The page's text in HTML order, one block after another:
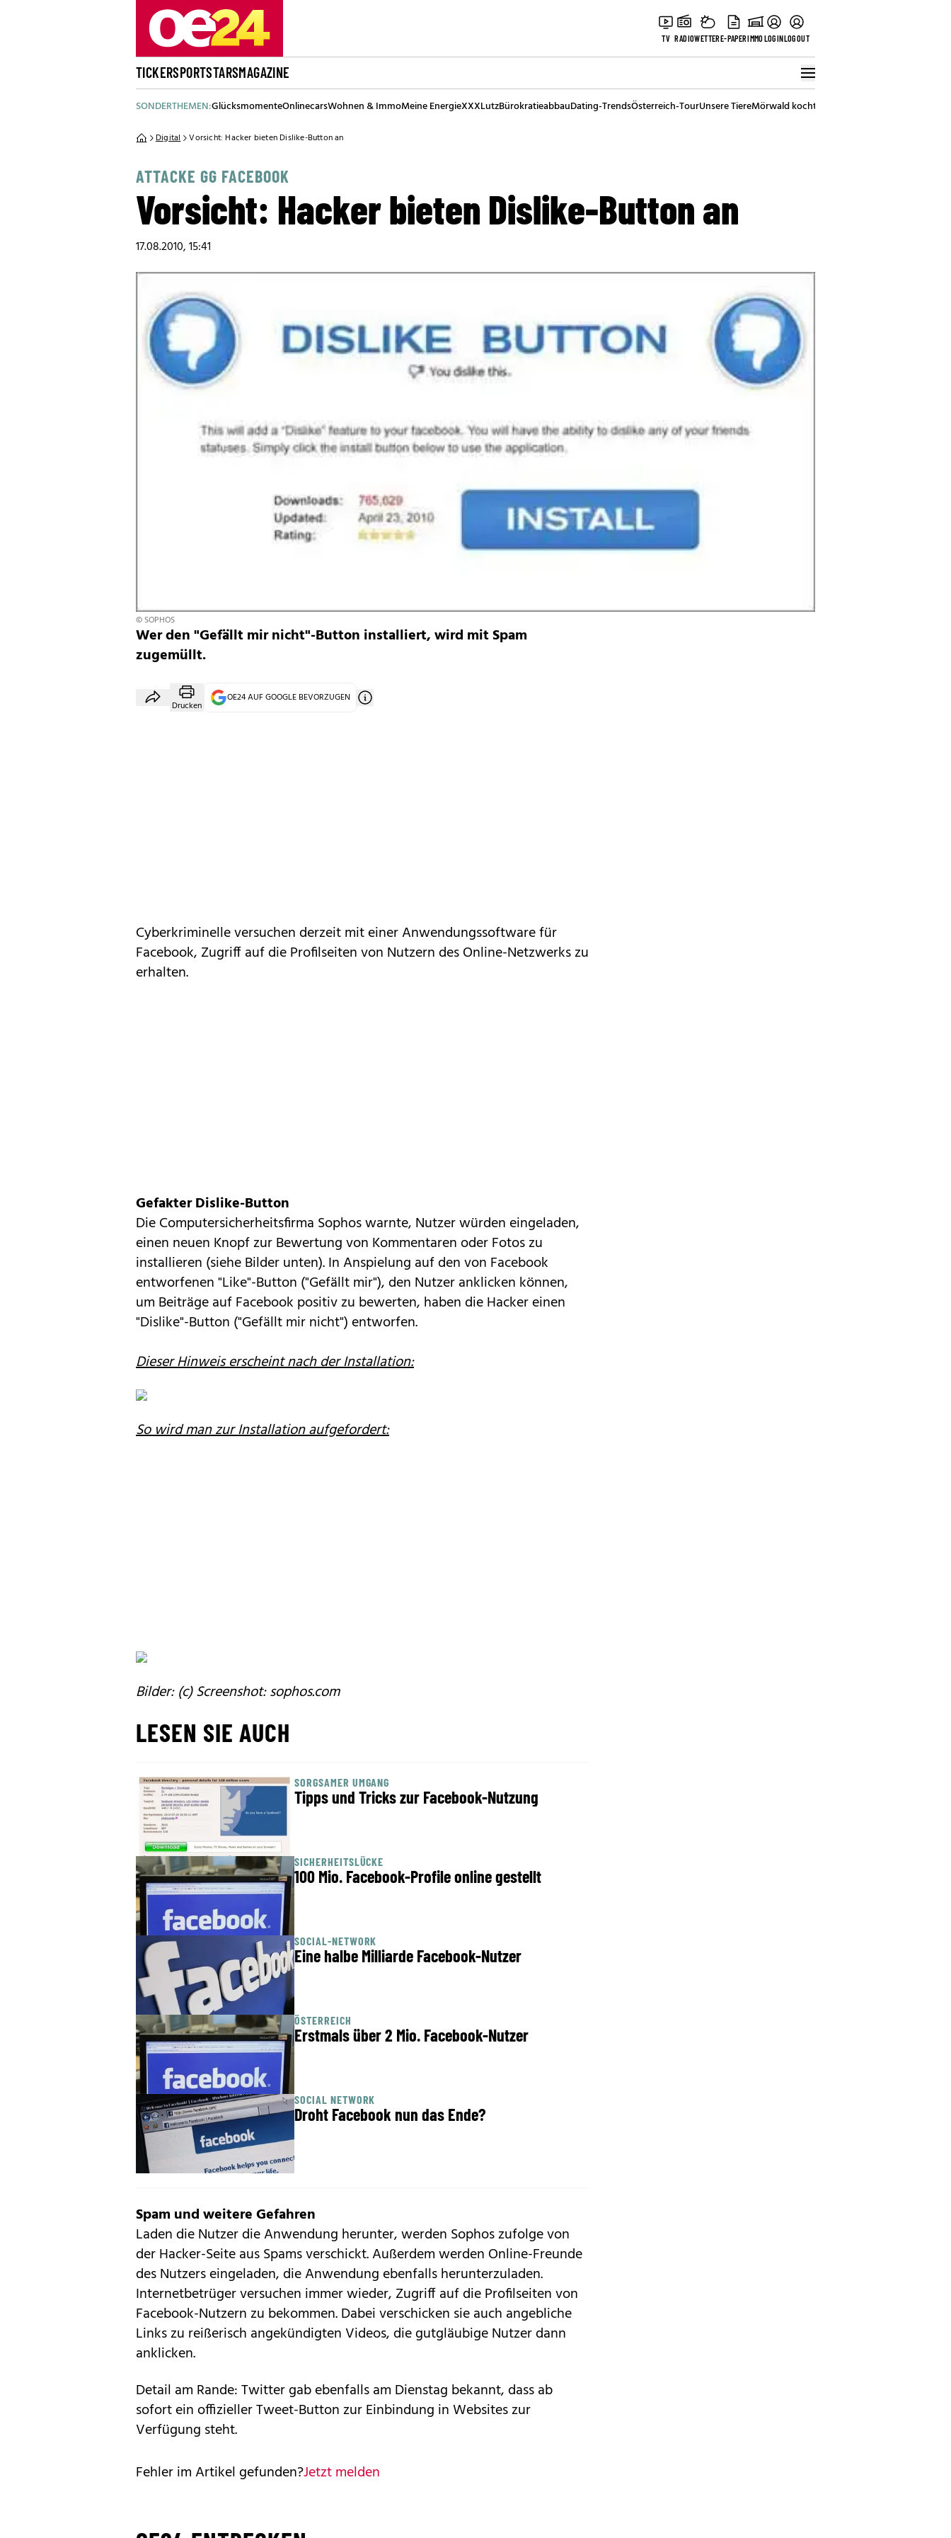
TV RADIOWETTERE-PAPERIMMOLOGINLOGOUT
TICKERSPORTSTARSMAGAZINE
SONDERTHEMEN:GlücksmomenteOnlinecarsWohnen & ImmoMeine EnergieXXXLutzBürokratieabbauDating-TrendsÖsterreich-TourUnsere TiereMörwald kocht
Digital Vorsicht: Hacker bieten Dislike-Button an
ATTACKE GG FACEBOOK
Vorsicht: Hacker bieten Dislike-Button an
17.08.2010, 15:41
© SOPHOS
Wer den "Gefällt mir nicht"-Button installiert, wird mit Spam
zugemüllt.
Drucken
OE24 AUF GOOGLE BEVORZUGEN
Cyberkriminelle versuchen derzeit mit einer Anwendungssoftware für
Facebook, Zugriff auf die Profilseiten von Nutzern des Online-Netzwerks zu
erhalten.
Gefakter Dislike-Button
Die Computersicherheitsfirma Sophoswarnte, Nutzer würden eingeladen,
einen neuen Knopf zur Bewertung von Kommentaren oder Fotos zu
installieren (siehe Bilder unten). In Anspielung auf den von Facebook
entworfenen "Like"-Button ("Gefällt mir"), den Nutzer anklicken können,
um Beiträge auf Facebook positiv zu bewerten, haben die Hacker einen
"Dislike"-Button ("Gefällt mir nicht") entworfen.
Dieser Hinweis erscheint nach der Installation:
So wird man zur Installation aufgefordert:
Bilder: (c) Screenshot: sophos.com
LESEN SIE AUCH
SORGSAMER UMGANG
Tipps und Tricks zur Facebook-Nutzung
SICHERHEITSLÜCKE
100 Mio. Facebook-Profile online gestellt
SOCIAL-NETWORK
Eine halbe Milliarde Facebook-Nutzer
ÖSTERREICH
Erstmals über 2 Mio. Facebook-Nutzer
SOCIAL NETWORK
Droht Facebook nun das Ende?
Spam und weitere Gefahren
Laden die Nutzer die Anwendung herunter, werden Sophos zufolge von
der Hacker-Seite aus Spams verschickt. Außerdem werden Online-Freunde
des Nutzers eingeladen, die Anwendung ebenfalls herunterzuladen.
Internetbetrüger versuchen immer wieder, Zugriff auf dieProfilseiten von
Facebook-Nutzernzu bekommen. Dabei verschicken sie auch angebliche
Links zu reißerisch angekündigten Videos, die gutgläubige Nutzer dann
anklicken.
Detail am Rande: Twitter gab ebenfalls am Dienstag bekannt, dass ab
sofort ein offiziellerTweet-Buttonzur Einbindung in Websites zur
Verfügung steht.
Fehler im Artikel gefunden?Jetzt melden